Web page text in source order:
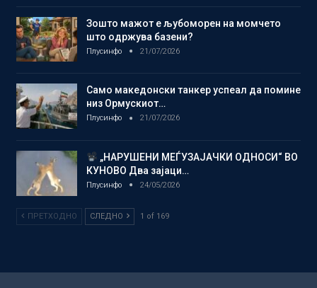
Зошто мажот е љубоморен на момчето
што одржува базени?
Плусинфо 21/07/2026
Само македонски танкер успеал да помине
низ Ормускиот…
Плусинфо 21/07/2026
„НАРУШЕНИ МЕЃУЗАЈАЧКИ ОДНОСИ“ ВО
КУНОВО Два зајаци…
Плусинфо 24/05/2026
ПРЕТХОДНО СЛЕДНО 1 of 169